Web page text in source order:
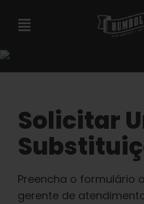
para
conteúdo
Navegação
Colaboração com a
Sementes feminizadas
Sementes
Sementes triploides
Solicitar
Preencha o formulário
gerente de